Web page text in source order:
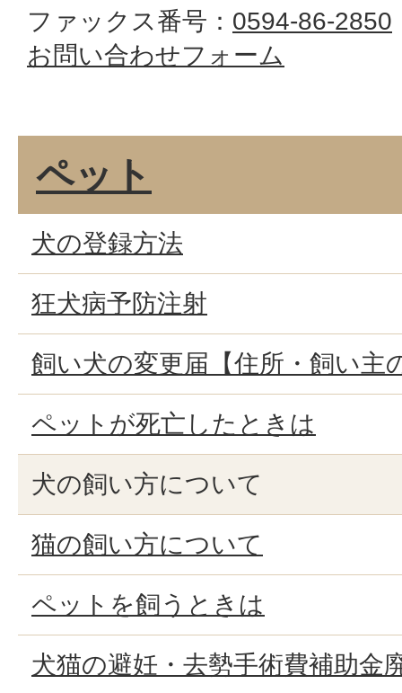
ファックス番号： 0594-86-2850
お問い合わせフォーム
ペット
犬の登録方法
狂犬病予防注射
飼い犬の変更届【住所・飼い主
ペットが死亡したときは
犬の飼い方について
猫の飼い方について
ペットを飼うときは
犬猫の避妊・去勢手術費補助金